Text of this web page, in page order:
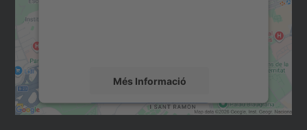
Més Informació
Accepta